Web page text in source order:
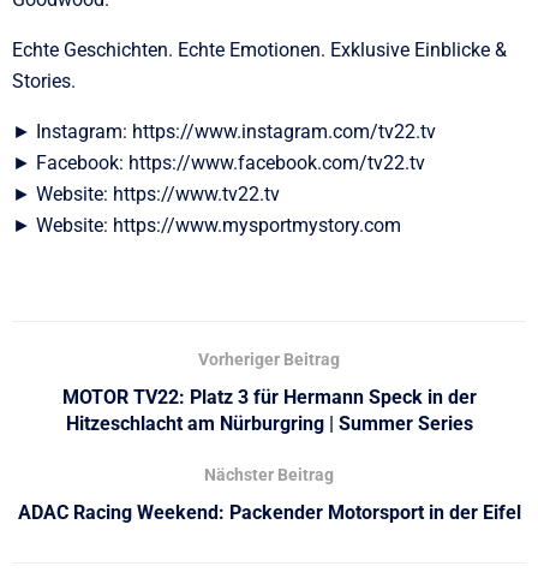
Echte Geschichten. Echte Emotionen. Exklusive Einblicke &
Stories.
► Instagram: https://www.instagram.com/tv22.tv
► Facebook: https://www.facebook.com/tv22.tv
► Website: https://www.tv22.tv
► Website: https://www.mysportmystory.com
Vorheriger Beitrag
MOTOR TV22: Platz 3 für Hermann Speck in der
Hitzeschlacht am Nürburgring | Summer Series
Nächster Beitrag
ADAC Racing Weekend: Packender Motorsport in der Eifel